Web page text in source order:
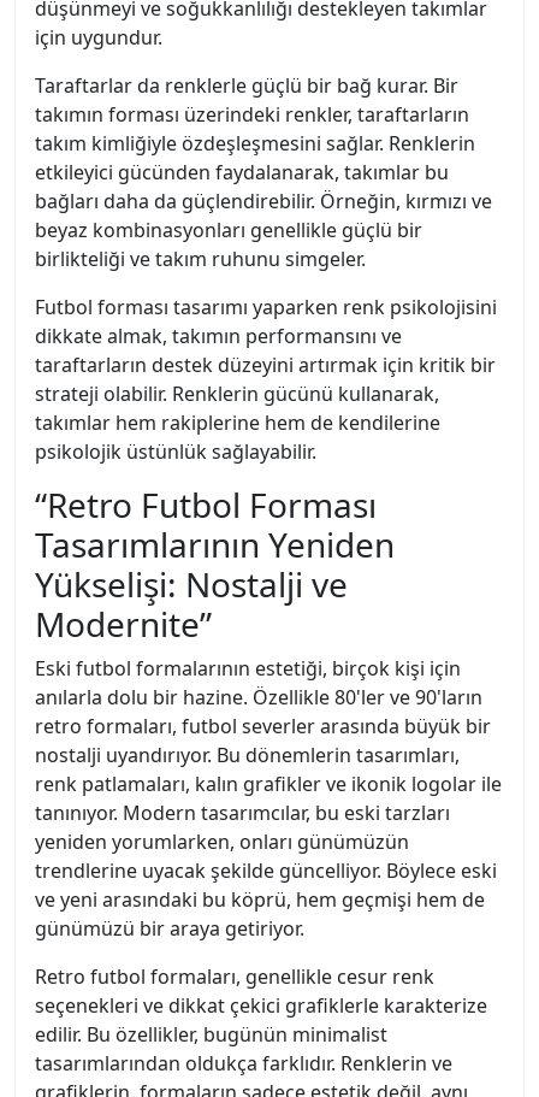
düşünmeyi ve soğukkanlılığı destekleyen takımlar
için uygundur.
Taraftarlar da renklerle güçlü bir bağ kurar. Bir
takımın forması üzerindeki renkler, taraftarların
takım kimliğiyle özdeşleşmesini sağlar. Renklerin
etkileyici gücünden faydalanarak, takımlar bu
bağları daha da güçlendirebilir. Örneğin, kırmızı ve
beyaz kombinasyonları genellikle güçlü bir
birlikteliği ve takım ruhunu simgeler.
Futbol forması tasarımı yaparken renk psikolojisini
dikkate almak, takımın performansını ve
taraftarların destek düzeyini artırmak için kritik bir
strateji olabilir. Renklerin gücünü kullanarak,
takımlar hem rakiplerine hem de kendilerine
psikolojik üstünlük sağlayabilir.
“Retro Futbol Forması
Tasarımlarının Yeniden
Yükselişi: Nostalji ve
Modernite”
Eski futbol formalarının estetiği, birçok kişi için
anılarla dolu bir hazine. Özellikle 80'ler ve 90'ların
retro formaları, futbol severler arasında büyük bir
nostalji uyandırıyor. Bu dönemlerin tasarımları,
renk patlamaları, kalın grafikler ve ikonik logolar ile
tanınıyor. Modern tasarımcılar, bu eski tarzları
yeniden yorumlarken, onları günümüzün
trendlerine uyacak şekilde güncelliyor. Böylece eski
ve yeni arasındaki bu köprü, hem geçmişi hem de
günümüzü bir araya getiriyor.
Retro futbol formaları, genellikle cesur renk
seçenekleri ve dikkat çekici grafiklerle karakterize
edilir. Bu özellikler, bugünün minimalist
tasarımlarından oldukça farklıdır. Renklerin ve